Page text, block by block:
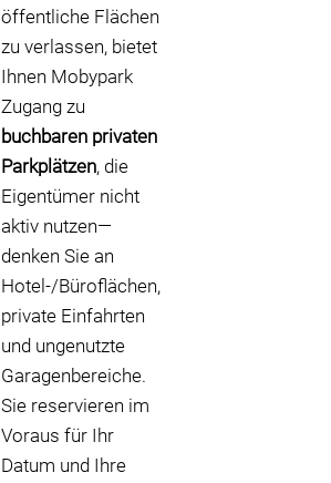
öffentliche Flächen
zu verlassen, bietet
Ihnen Mobypark
Zugang zu
buchbaren privaten
Parkplätzen, die
Eigentümer nicht
aktiv nutzen—
denken Sie an
Hotel-/Büroflächen,
private Einfahrten
und ungenutzte
Garagenbereiche.
Sie reservieren im
Voraus für Ihr
Datum und Ihre